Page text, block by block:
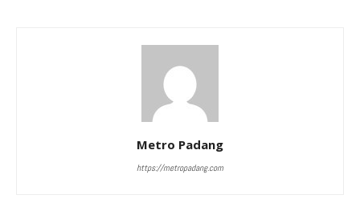
Metro Padang
https://metropadang.com